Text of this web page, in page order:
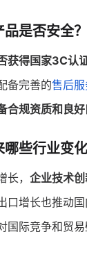
是否安全？
获得国家3C认
备完善的售后
合规资质和良
些行业变化
， 企业技术
增长也推动
国际竞争和贸易